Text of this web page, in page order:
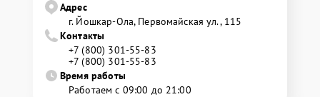
Адрес
г. Йошкар-Ола, Первомайская ул., 115
Контакты
+7 (800) 301-55-83
+7 (800) 301-55-83
Время работы
Работаем с 09:00 до 21:00